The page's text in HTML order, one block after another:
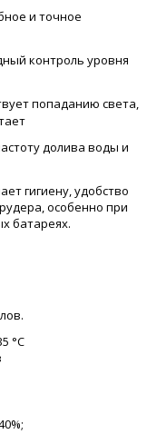
и точное
контроль уровня
попаданию света,
долива воды и
гигиену, удобство
особенно при
батареях.
°C